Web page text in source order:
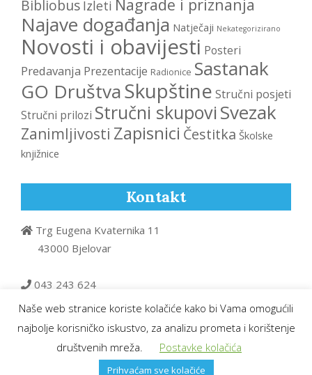
Bibliobus Izleti Nagrade i priznanja
Najave događanja Natječaji Nekategorizirano
Novosti i obavijesti Posteri
Predavanja Prezentacije Radionice Sastanak
GO DruštvaSkupštine Stručni posjeti
Stručni prilozi Stručni skupovi Svezak
Zanimljivosti Zapisnici Čestitka Školske
knjižnice
Kontakt
Trg Eugena Kvaternika 11
43000 Bjelovar
043 243 624
dk.bpkp@gmail.com
Uvjeti korištenja|Pravila privatnosti|
Naše web stranice koriste kolačiće kako bi Vama omogućili
najbolje korisničko iskustvo, za analizu prometa i korištenje
društvenih mreža.
Postavke kolačića
Prihvaćam sve kolačiće